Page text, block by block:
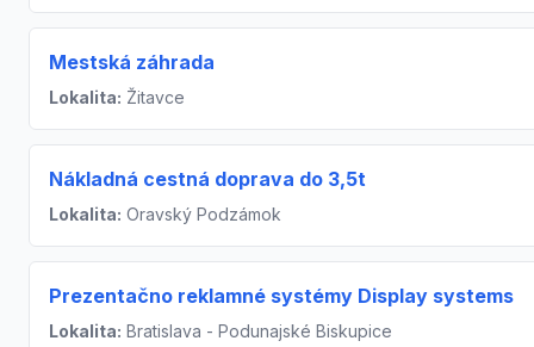
Mestská záhrada
Lokalita: Žitavce
Nákladná cestná doprava do 3,5t
Lokalita: Oravský Podzámok
Prezentačno reklamné systémy Display systems
Lokalita: Bratislava - Podunajské Biskupice